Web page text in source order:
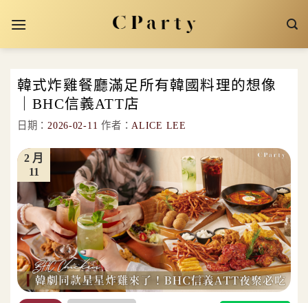
韓式炸雞餐廳滿足所有韓國料理的想像
｜BHC信義ATT店
日期：2026-02-11 作者：ALICE LEE
11
2 月